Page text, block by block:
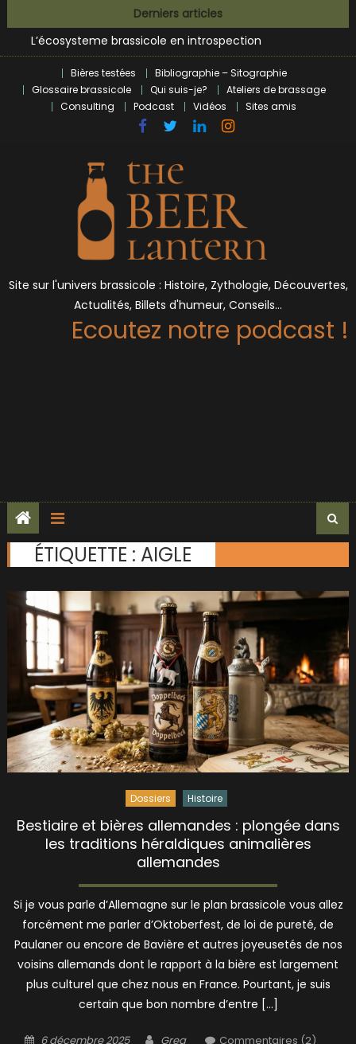
to
content
Derniers articles
L’écosysteme brassicole en introspection
Zoumaï : pionnier de la révolution craft à Marseille
L’intelligence artificielle dans le milieu brassicole
BrewDog racheté par Tilray pour une bouchée de pain ?
Bières et célébrités
Bières testées
Bibliographie – Sitographie
Glossaire brassicole
Qui suis-je?
Ateliers de brassage
Consulting
Podcast Vidéos Sites amis
Site sur l'univers brassicole : Histoire, Zythologie, Découvertes,
Actualités, Billets d'humeur, Conseils…
Ecoutez notre podcast !
ÉTIQUETTE : AIGLE
Dossiers Histoire
Bestiaire et bières allemandes : plongée dans
les traditions héraldiques animalières
allemandes
Si je vous parle d’Allemagne sur le plan brassicole vous allez
forcément me parler d’Oktoberfest, de loi de pureté, de
Paulaner ou encore de Bavière et autres joyeusetés de nos
voisins allemands dont le rapport à la bière est largement
plus culturel que chez nous en France. Pourtant, je suis
certain que bon nombre d’entre […]
Posted
6 décembre 2025 Author
Greg Commentaires (2)